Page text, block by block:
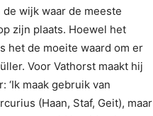
wijk waar de meeste
zijn plaats. Hoewel het
het de moeite waard om er
Voor Vathorst maakt hij
maak gebruik van
(Haan, Staf, Geit), maar